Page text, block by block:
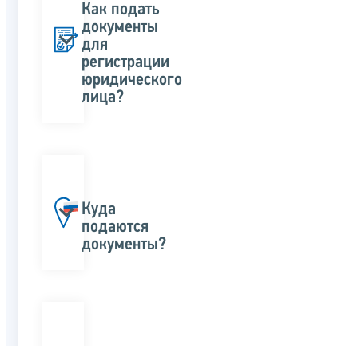
Как подать
документы
для
регистрации
юридического
лица?
Куда
подаются
документы?